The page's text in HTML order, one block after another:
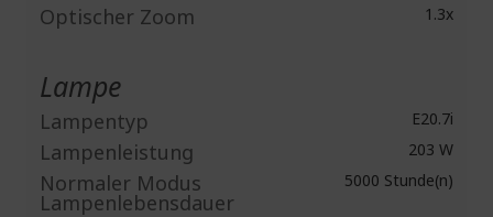
Optischer Zoom 1.3x
Lampe
Lampentyp E20.7i
Lampenleistung 203 W
Normaler Modus
Lampenlebensdauer
5000 Stunde(n)